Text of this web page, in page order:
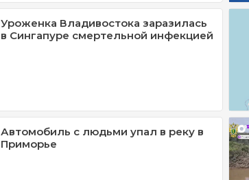
Уроженка Владивостока заразилась
в Сингапуре смертельной инфекцией
Автомобиль с людьми упал в реку в
Приморье